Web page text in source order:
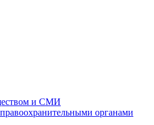
и СМИ
органами